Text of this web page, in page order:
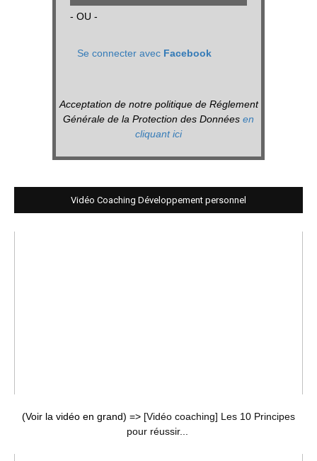
- OU -
Se connecter avec Facebook
Acceptation de notre politique de Réglement
Générale de la Protection des Données en
cliquant ici
Vidéo Coaching Développement personnel
(Voir la vidéo en grand) => [Vidéo coaching] Les 10 Principes
pour réussir...